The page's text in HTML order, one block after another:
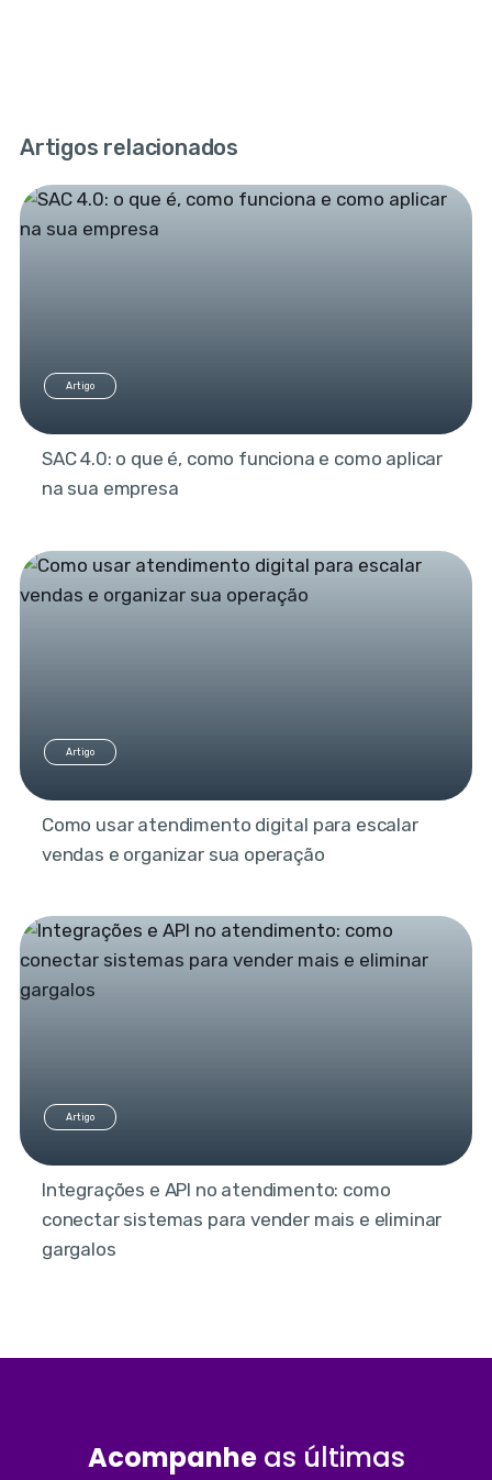
Artigos relacionados
Artigo
SAC 4.0: o que é, como funciona e como aplicar
na sua empresa
Artigo
Como usar atendimento digital para escalar
vendas e organizar sua operação
Artigo
Integrações e API no atendimento: como
conectar sistemas para vender mais e eliminar
gargalos
Acompanheas últimas